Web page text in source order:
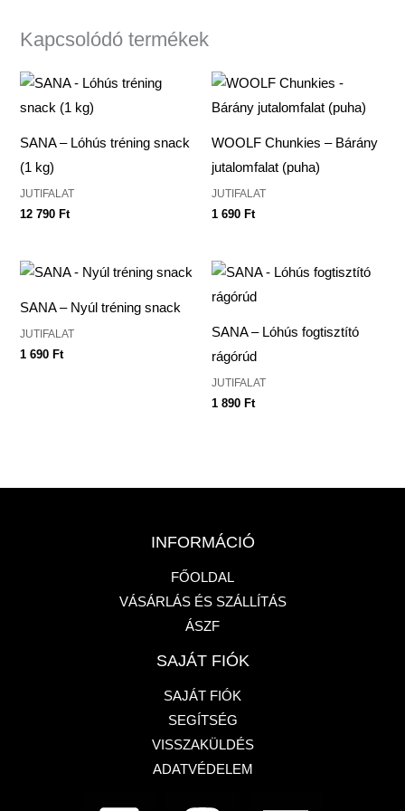
Kapcsolódó termékek
SANA – Lóhús tréning snack
(1 kg)
JUTIFALAT
12 790 Ft
WOOLF Chunkies – Bárány
jutalomfalat (puha)
JUTIFALAT
1 690 Ft
SANA – Nyúl tréning snack
JUTIFALAT
1 690 Ft
SANA – Lóhús fogtisztító
rágórúd
JUTIFALAT
1 890 Ft
INFORMÁCIÓ
FŐOLDAL
VÁSÁRLÁS ÉS SZÁLLÍTÁS
ÁSZF
SAJÁT FIÓK
SAJÁT FIÓK
SEGÍTSÉG
VISSZAKÜLDÉS
ADATVÉDELEM